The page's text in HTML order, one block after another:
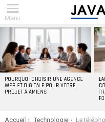
Menu
POURQUOI CHOISIR UNE AGENCE
WEB ET DIGITALE POUR VOTRE
PROJET À AMIENS
You are here:
Accueil Technologie Le téléphone satellite est-il